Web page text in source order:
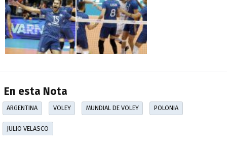
En esta Nota
ARGENTINA VOLEY MUNDIAL DE VOLEY POLONIA
JULIO VELASCO